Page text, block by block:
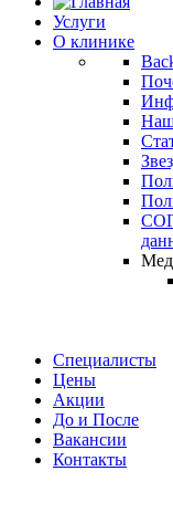
Услуги
О клинике
Специалисты
Цены
Акции
До и После
Вакансии
Контакты